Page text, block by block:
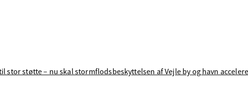
stor støtte – nu skal stormflodsbeskyttelsen af Vejle by og havn